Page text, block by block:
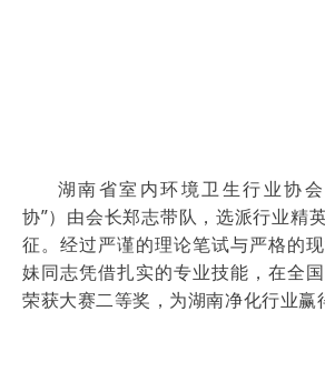
湖南省室内环境卫生行业协
协”）由会长郑志带队，选派行业精
征。经过严谨的理论笔试与严格的
妹同志凭借扎实的专业技能，在全
荣获大赛二等奖，为湖南净化行业赢